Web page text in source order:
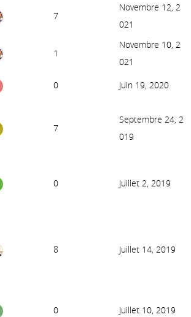
7
Novembre 12, 2
021
1
Novembre 10, 2
021
0 Juin 19, 2020
7
Septembre 24, 2
019
0 Juillet 2, 2019
8 Juillet 14, 2019
0 Juillet 10, 2019